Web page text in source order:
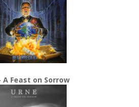
A Feast on Sorrow